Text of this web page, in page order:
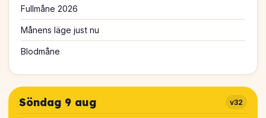
Fullmåne 2026
Månens läge just nu
Blodmåne
Söndag 9 aug v32